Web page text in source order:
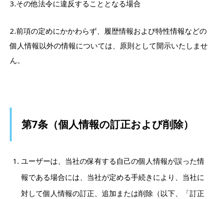
3.その他法令に違反することとなる場合
2.前項の定めにかかわらず、履歴情報および特性情報などの
個人情報以外の情報については、原則として開示いたしませ
ん。
第7条（個人情報の訂正および削除）
ユーザーは、当社の保有する自己の個人情報が誤った情
報である場合には、当社が定める手続きにより、当社に
対して個人情報の訂正、追加または削除（以下、「訂正